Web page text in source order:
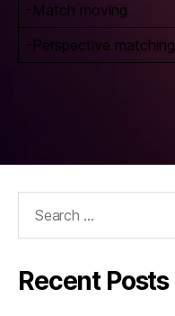
-Match moving
-Perspective matching
Recent Posts